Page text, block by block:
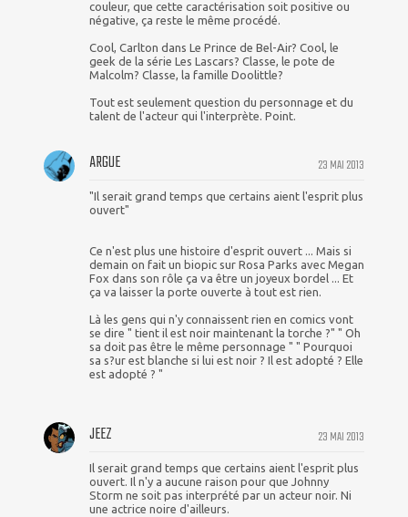
couleur, que cette caractérisation soit positive ou
négative, ça reste le même procédé.
Cool, Carlton dans Le Prince de Bel-Air? Cool, le
geek de la série Les Lascars? Classe, le pote de
Malcolm? Classe, la famille Doolittle?
Tout est seulement question du personnage et du
talent de l'acteur qui l'interprète. Point.
23 MAI 2013
ARGUE
"Il serait grand temps que certains aient l'esprit plus
ouvert"
Ce n'est plus une histoire d'esprit ouvert ... Mais si
demain on fait un biopic sur Rosa Parks avec Megan
Fox dans son rôle ça va être un joyeux bordel ... Et
ça va laisser la porte ouverte à tout est rien.
Là les gens qui n'y connaissent rien en comics vont
se dire " tient il est noir maintenant la torche ?" " Oh
sa doit pas être le même personnage " " Pourquoi
sa s?ur est blanche si lui est noir ? Il est adopté ? Elle
est adopté ? "
23 MAI 2013
JEEZ
Il serait grand temps que certains aient l'esprit plus
ouvert. Il n'y a aucune raison pour que Johnny
Storm ne soit pas interprété par un acteur noir. Ni
une actrice noire d'ailleurs.